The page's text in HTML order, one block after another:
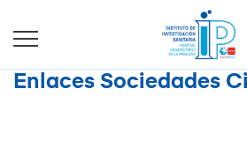
Enlaces Sociedades